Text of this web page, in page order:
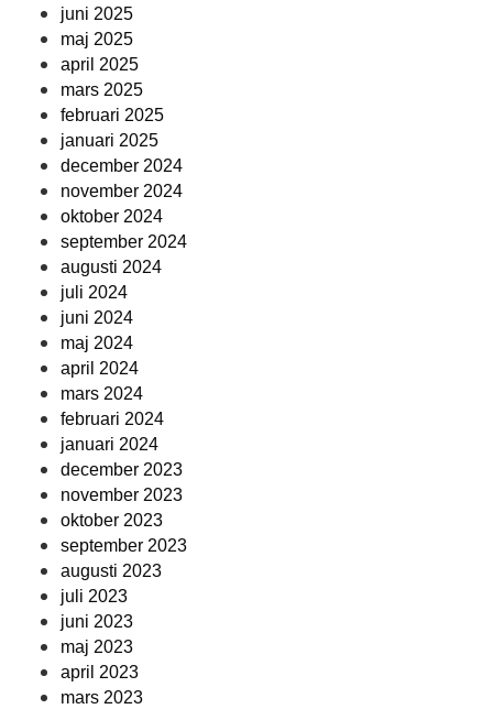
juni 2025
maj 2025
april 2025
mars 2025
februari 2025
januari 2025
december 2024
november 2024
oktober 2024
september 2024
augusti 2024
juli 2024
juni 2024
maj 2024
april 2024
mars 2024
februari 2024
januari 2024
december 2023
november 2023
oktober 2023
september 2023
augusti 2023
juli 2023
juni 2023
maj 2023
april 2023
mars 2023